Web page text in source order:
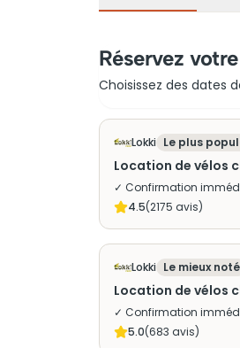
Réservez
Choisissez des dates
Lokki Le plus
Location de vélos
✓ Confirmation
4.5(2175 avis)
Lokki Le mieux noté
Location de vélos
✓ Confirmation
5.0(683 avis)